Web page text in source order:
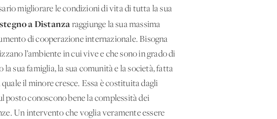
migliorare le condizioni di vita di tutta la sua
a Distanza raggiunge la sua massima
di cooperazione internazionale. Bisogna
l’ambiente in cui vive e che sono in grado di
sua famiglia, la sua comunità e la società, fatta
il minore cresce. Essa è costituita dagli
posto conoscono bene la complessità dei
Un intervento che voglia veramente essere